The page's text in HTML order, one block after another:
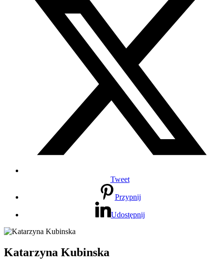
Tweet
Przypnij
Udostępnij
Katarzyna Kubinska